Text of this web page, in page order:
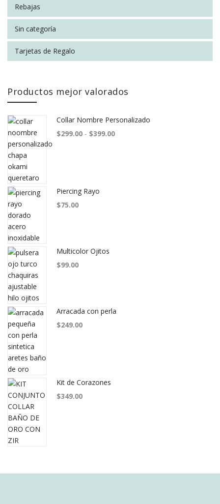
Rebajas
Sin categoría
Tarjetas de Regalo
Productos mejor valorados
Collar Nombre Personalizado
$299.00 - $399.00Rango de precios: desde
Piercing Rayo
$75.00
Multicolor Ojitos
$99.00
Arracada con perla
$249.00
Kit de Corazones
$349.00